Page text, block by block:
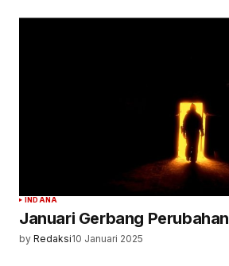
INDANA
Januari Gerbang Perubahan
by Redaksi10 Januari 2025